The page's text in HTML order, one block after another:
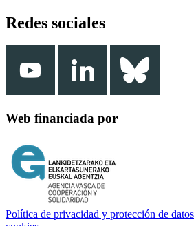
Redes sociales
Web financiada por
Política de privacidad y protección de datos